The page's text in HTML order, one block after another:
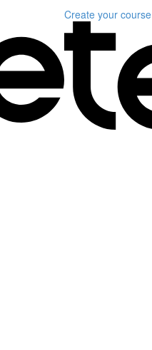
Create your course